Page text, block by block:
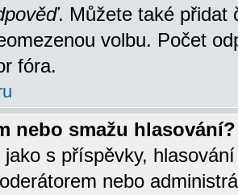
. Můžete také přidat
volbu. Počet
fóra.
nebo smažu hlasování?
s příspěvky,
nebo